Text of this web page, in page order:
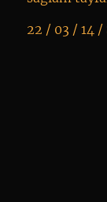
22 / 03 / 14 /